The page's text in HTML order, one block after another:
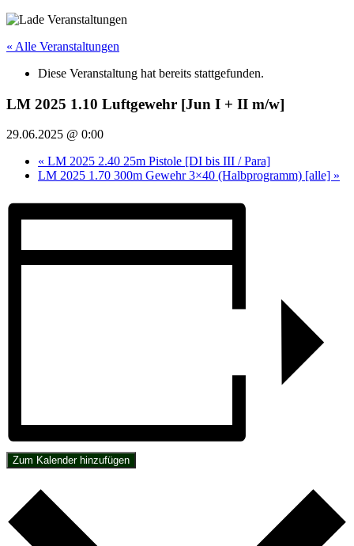
« Alle Veranstaltungen
Diese Veranstaltung hat bereits stattgefunden.
LM 2025 1.10 Luftgewehr [Jun I + II m/w]
29.06.2025 @ 0:00
« LM 2025 2.40 25m Pistole [DI bis III / Para]
LM 2025 1.70 300m Gewehr 3×40 (Halbprogramm) [alle] »
Zum Kalender hinzufügen